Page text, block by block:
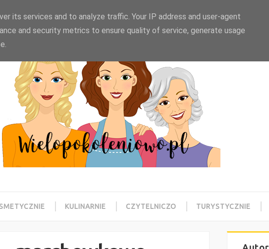
KULINARNIE CZYTELNICZO TURYSTYCZNIE
its services and to analyze traffic. Your IP address and user-agent
and security metrics to ensure quality of service, generate usage